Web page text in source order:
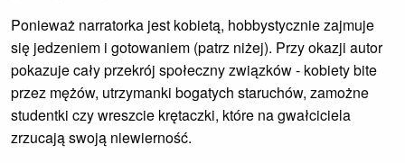
Ponieważ narratorka jest kobietą, hobbystycznie zajmuje
się jedzeniem i gotowaniem (patrz niżej). Przy okazji autor
pokazuje cały przekrój społeczny związków - kobiety bite
przez mężów, utrzymanki bogatych staruchów, zamożne
studentki czy wreszcie krętaczki, które na gwałciciela
zrzucają swoją niewierność.